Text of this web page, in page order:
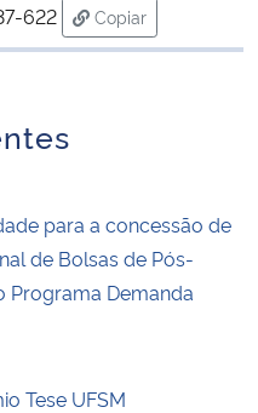
622
Copiar
para área de
para a concessão de
de Bolsas de Pós-
Programa Demanda
Tese UFSM